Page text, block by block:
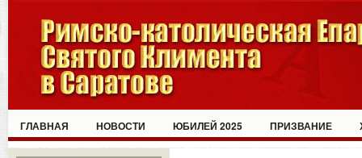
ГЛАВНАЯ НОВОСТИ ЮБИЛЕЙ 2025 ПРИЗВАНИЕ